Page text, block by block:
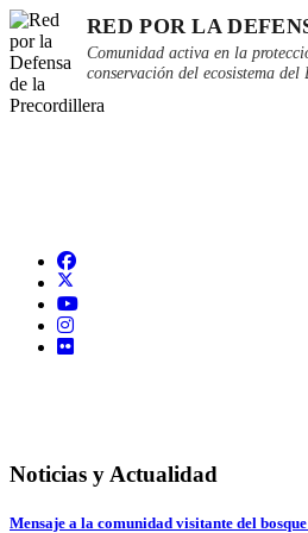
RED POR LA
Comunidad activa en la
conservación del ecosistema del
Noticias y Actualidad
Mensaje a la comunidad visitante del